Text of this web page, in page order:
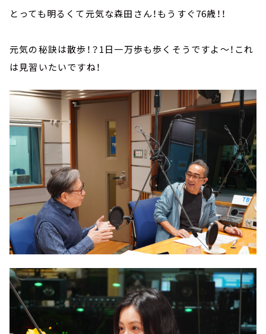
とっても明るくて元気な森田さん！もうすぐ76歳！！
元気の秘訣は散歩！？1日一万歩も歩くそうですよ～！これ
は見習いたいですね！